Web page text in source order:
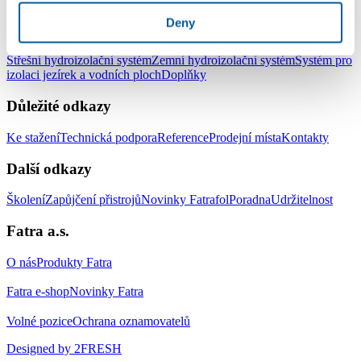
Deny
Střešní hydroizolační systémZemní hydroizolační systémSystém pro
izolaci jezírek a vodních plochDoplňky
Důležité odkazy
Ke staženíTechnická podporaReferenceProdejní místaKontakty
Další odkazy
ŠkoleníZapůjčení přistrojůNovinky FatrafolPoradnaUdržitelnost
Fatra a.s.
O násProdukty Fatra
Fatra e-shopNovinky Fatra
Volné poziceOchrana oznamovatelů
Designed by 2FRESH